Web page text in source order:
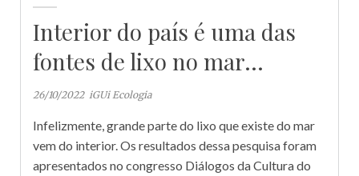
Interior do país é uma das
fontes de lixo no mar…
26/10/2022 iGUi Ecologia
Infelizmente, grande parte do lixo que existe do mar
vem do interior. Os resultados dessa pesquisa foram
apresentados no congresso Diálogos da Cultura do